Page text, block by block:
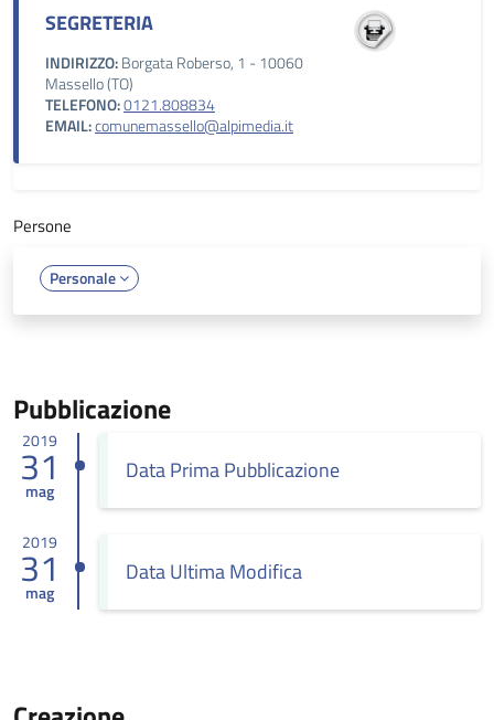
SEGRETERIA
INDIRIZZO:Borgata Roberso, 1 - 10060
Massello (TO)
TELEFONO:0121.808834
EMAIL:comunemassello@alpimedia.it
Persone
Personale
Pubblicazione
2019
31
mag
Data Prima Pubblicazione
2019
31
mag
Data Ultima Modifica